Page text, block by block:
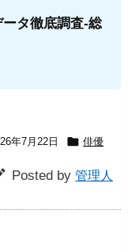
ータ徹底調査-総
年7月22日  俳優
Posted by 管理人